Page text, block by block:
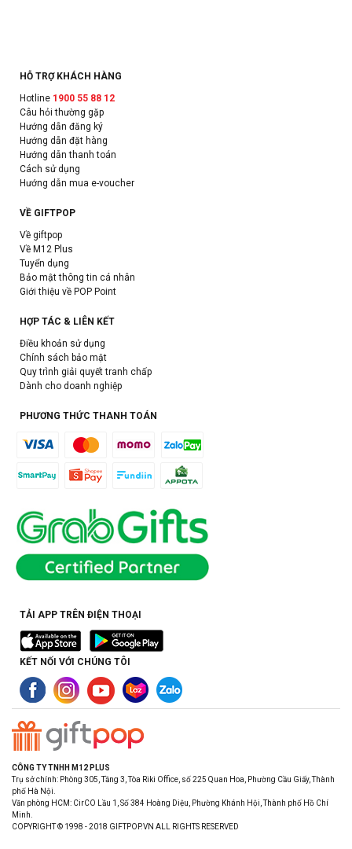
HỖ TRỢ KHÁCH HÀNG
Hotline 1900 55 88 12
Câu hỏi thường gặp
Hướng dẫn đăng ký
Hướng dẫn đặt hàng
Hướng dẫn thanh toán
Cách sử dụng
Hướng dẫn mua e-voucher
VỀ GIFTPOP
Về giftpop
Về M12 Plus
Tuyển dụng
Bảo mật thông tin cá nhân
Giới thiệu về POP Point
HỢP TÁC & LIÊN KẾT
Điều khoản sử dụng
Chính sách bảo mật
Quy trình giải quyết tranh chấp
Dành cho doanh nghiệp
PHƯƠNG THỨC THANH TOÁN
TẢI APP TRÊN ĐIỆN THOẠI
KẾT NỐI VỚI CHÚNG TÔI
CÔNG TY TNHH M12 PLUS
Trụ sở chính: Phòng 305, Tầng 3, Tòa Riki Office, số 225 Quan Hoa, Phường Cầu Giấy, Thành
phố Hà Nội.
Văn phòng HCM: CirCO Lầu 1, Số 384 Hoàng Diệu, Phường Khánh Hội, Thành phố Hồ Chí
Minh.
COPYRIGHT © 1998 - 2018 GIFTPOP.VN ALL RIGHTS RESERVED